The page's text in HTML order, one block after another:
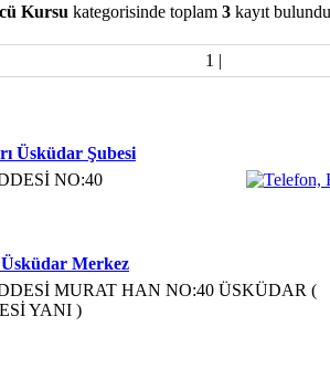
Kursu kategorisinde toplam 3 kayıt
1 |
Üsküdar Şubesi
NO:40
Merkez
MURAT HAN NO:40 ÜSKÜDAR (
YANI )